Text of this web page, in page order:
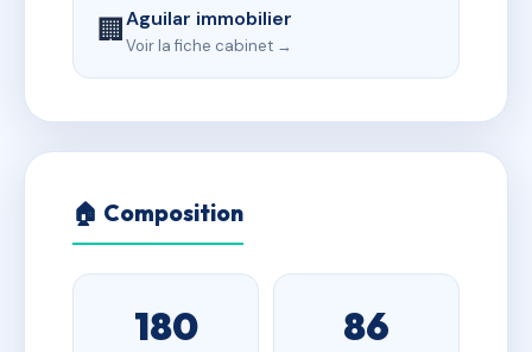
🏢Aguilar immobilier
Voir la fiche cabinet →
🏠 Composition
180 86